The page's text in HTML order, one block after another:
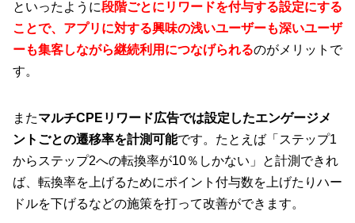
といったように段階ごとにリワードを付与する設定にする
ことで、アプリに対する興味の浅いユーザーも深いユーザ
ーも集客しながら継続利用につなげられるのがメリットで
す。
またマルチCPEリワード広告では設定したエンゲージメ
ントごとの遷移率を計測可能です。たとえば「ステップ1
からステップ2への転換率が10％しかない」と計測できれ
ば、転換率を上げるためにポイント付与数を上げたりハー
ドルを下げるなどの施策を打って改善ができます。